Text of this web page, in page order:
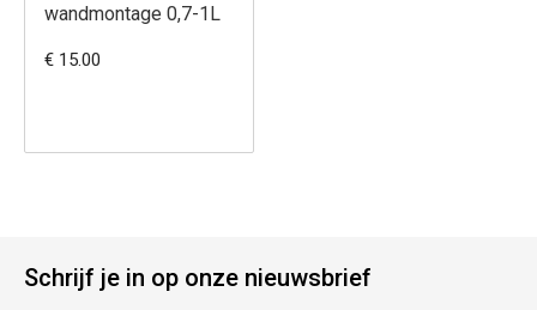
wandmontage 0,7-1L
€ 15.00
Schrijf je in op onze nieuwsbrief